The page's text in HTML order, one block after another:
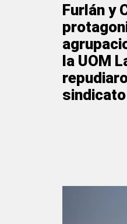
Furlán y
la UOM
sindicato